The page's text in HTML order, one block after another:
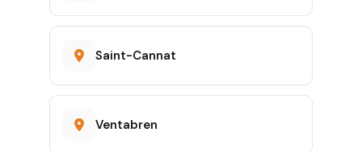
Saint-Cannat
Ventabren